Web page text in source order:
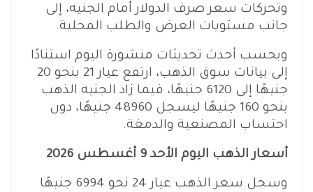
وتحركات سعر صرف الدولار أمام الجنيه، إلى
جانب مستويات العرض والطلب المحلية.
وبحسب أحدث تحديثات منشورة اليوم استنادًا
إلى بيانات سوق الذهب، ارتفع عيار 21 بنحو 20
جنيهًا إلى 6120 جنيهًا، فيما زاد الجنيه الذهب
بنحو 160 جنيهًا ليسجل 48960 جنيهًا، دون
احتساب المصنعية والدمغة.
أسعار الذهب اليوم الأحد 9 أغسطس 2026
وسجل سعر الذهب عيار 24 نحو 6994 جنيهًا